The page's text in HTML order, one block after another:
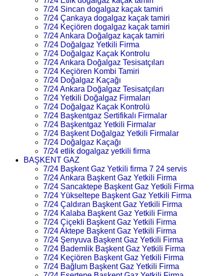
7/24 Sincan dogalgaz kaçak tamiri
7/24 Çankaya dogalgaz kaçak tamiri
7/24 Keçiören dogalgaz kaçak tamiri
7/24 Ankara Doğalgaz kaçak tamiri
7/24 Doğalgaz Yetkili Firma
7/24 Doğalgaz Kaçak Kontrolu
7/24 Ankara Doğalgaz Tesisatçıları
7/24 Keçiören Kombi Tamiri
7/24 Doğalgaz Kaçağı
7/24 Ankara Doğalgaz Tesisatçıları
7/24 Yetkili Doğalgaz Firmaları
7/24 Doğalgaz Kaçak Kontrolü
7/24 Başkentgaz Sertifikalı Firmalar
7/24 Başkentgaz Yetkili Firmalar
7/24 Başkent Doğalgaz Yetkili Firmalar
7/24 Doğalgaz Kaçağı
7/24 etlik dogalgaz yetkili firma
BAŞKENT GAZ
7/24 Başkent Gaz Yetkili firma 7 24 servis
7/24 Ankara Başkent Gaz Yetkili Firma
7/24 Sancaktepe Başkent Gaz Yetkili Firma
7/24 Yükseltepe Başkent Gaz Yetkili Firma
7/24 Çaldıran Başkent Gaz Yetkili Firma
7/24 Kalaba Başkent Gaz Yetkili Firma
7/24 Çiçekli Başkent Gaz Yetkili Firma
7/24 Aktepe Başkent Gaz Yetkili Firma
7/24 Şenyuva Başkent Gaz Yetkili Firma
7/24 Bademlik Başkent Gaz Yetkili Firma
7/24 Keçiören Başkent Gaz Yetkili Firma
7/24 Bağlum Başkent Gaz Yetkili Firma